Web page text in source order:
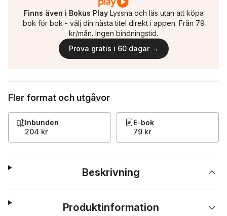
Finns även i Bokus Play Lyssna och läs utan att köpa
bok för bok - välj din nästa titel direkt i appen. Från 79
kr/mån. Ingen bindningstid.
Prova gratis i 60 dagar →
Fler format och utgåvor
Inbunden
204 kr
E-bok
79 kr
Beskrivning
Produktinformation